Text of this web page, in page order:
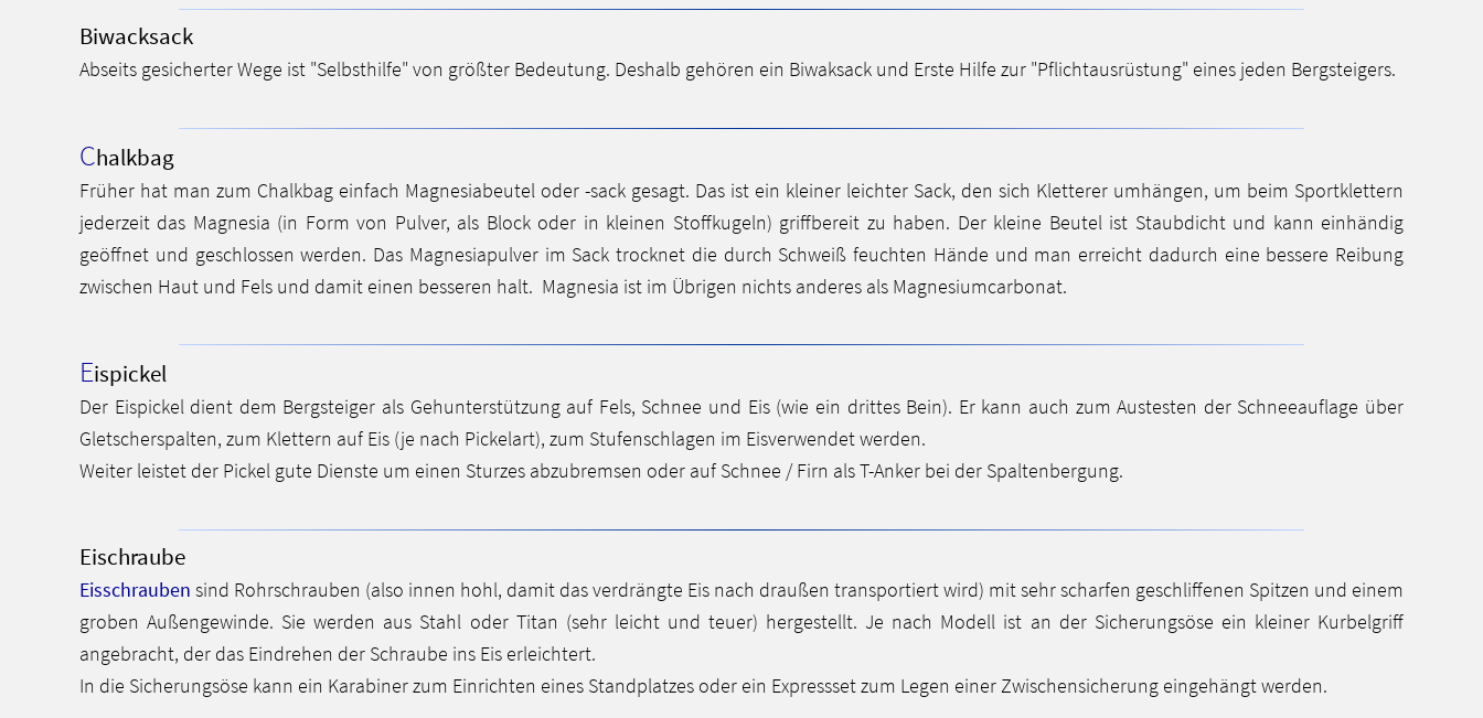
Biwacksack
Abseits gesicherter Wege ist "Selbsthilfe" von größter Bedeutung. Deshalb gehören ein Biwaksack und Erste Hilfe zur "Pflichtausrüstung" eines jeden Bergsteigers.
Chalkbag
Früher hat man zum Chalkbag einfach Magnesiabeutel oder -sack gesagt. Das ist ein kleiner leichter Sack, den sich Kletterer umhängen, um beim Sportklettern
jederzeit das Magnesia (in Form von Pulver, als Block oder in kleinen Stoffkugeln) griffbereit zu haben. Der kleine Beutel ist Staubdicht und kann einhändig
geöffnet und geschlossen werden. Das Magnesiapulver im Sack trocknet die durch Schweiß feuchten Hände und man erreicht dadurch eine bessere Reibung
zwischen Haut und Fels und damit einen besseren halt. Magnesia ist im Übrigen nichts anderes als Magnesiumcarbonat.
Eispickel
Der Eispickel dient dem Bergsteiger als Gehunterstützung auf Fels, Schnee und Eis (wie ein drittes Bein). Er kann auch zum Austesten der Schneeauflage über
Gletscherspalten, zum Klettern auf Eis (je nach Pickelart), zum Stufenschlagen im Eisverwendet werden.
Weiter leistet der Pickel gute Dienste um einen Sturzes abzubremsen oder auf Schnee / Firn als T-Anker bei der Spaltenbergung.
Eischraube
Eisschrauben sind Rohrschrauben (also innen hohl, damit das verdrängte Eis nach draußen transportiert wird) mit sehr scharfen geschliffenen Spitzen und einem
groben Außengewinde. Sie werden aus Stahl oder Titan (sehr leicht und teuer) hergestellt. Je nach Modell ist an der Sicherungsöse ein kleiner Kurbelgriff
angebracht, der das Eindrehen der Schraube ins Eis erleichtert.
In die Sicherungsöse kann ein Karabiner zum Einrichten eines Standplatzes oder ein Expressset zum Legen einer Zwischensicherung eingehängt werden.